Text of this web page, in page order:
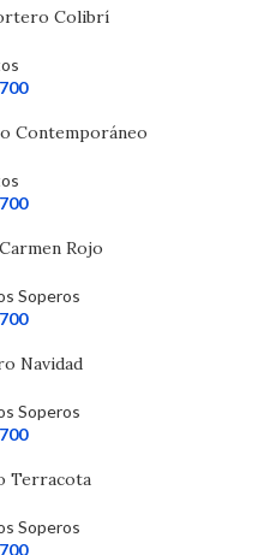
Colibrí
Contemporáneo
Rojo
Soperos
Navidad
Soperos
Terracota
Soperos